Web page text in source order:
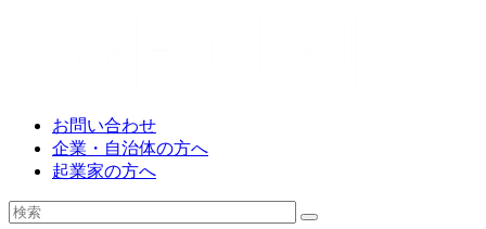
お問い合わせ
企業・自治体の方へ
起業家の方へ